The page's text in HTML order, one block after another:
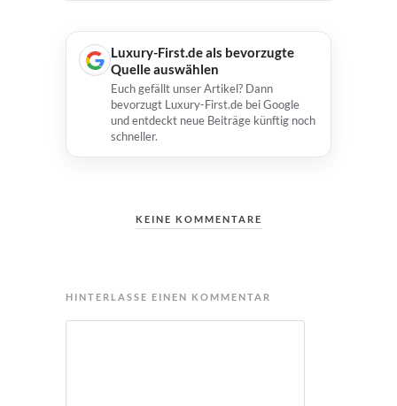
Luxury-First.de als bevorzugte
Quelle auswählen
Euch gefällt unser Artikel? Dann
bevorzugt Luxury-First.de bei Google
und entdeckt neue Beiträge künftig noch
schneller.
KEINE KOMMENTARE
HINTERLASSE EINEN KOMMENTAR